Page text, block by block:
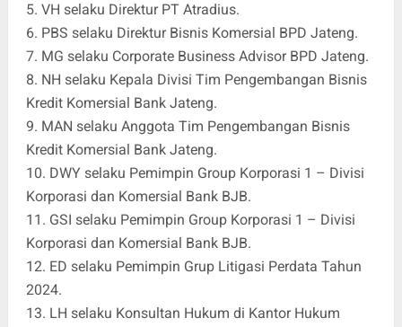
5. VH selaku Direktur PT Atradius.
6. PBS selaku Direktur Bisnis Komersial BPD Jateng.
7. MG selaku Corporate Business Advisor BPD Jateng.
8. NH selaku Kepala Divisi Tim Pengembangan Bisnis
Kredit Komersial Bank Jateng.
9. MAN selaku Anggota Tim Pengembangan Bisnis
Kredit Komersial Bank Jateng.
10. DWY selaku Pemimpin Group Korporasi 1 – Divisi
Korporasi dan Komersial Bank BJB.
11. GSI selaku Pemimpin Group Korporasi 1 – Divisi
Korporasi dan Komersial Bank BJB.
12. ED selaku Pemimpin Grup Litigasi Perdata Tahun
2024.
13. LH selaku Konsultan Hukum di Kantor Hukum